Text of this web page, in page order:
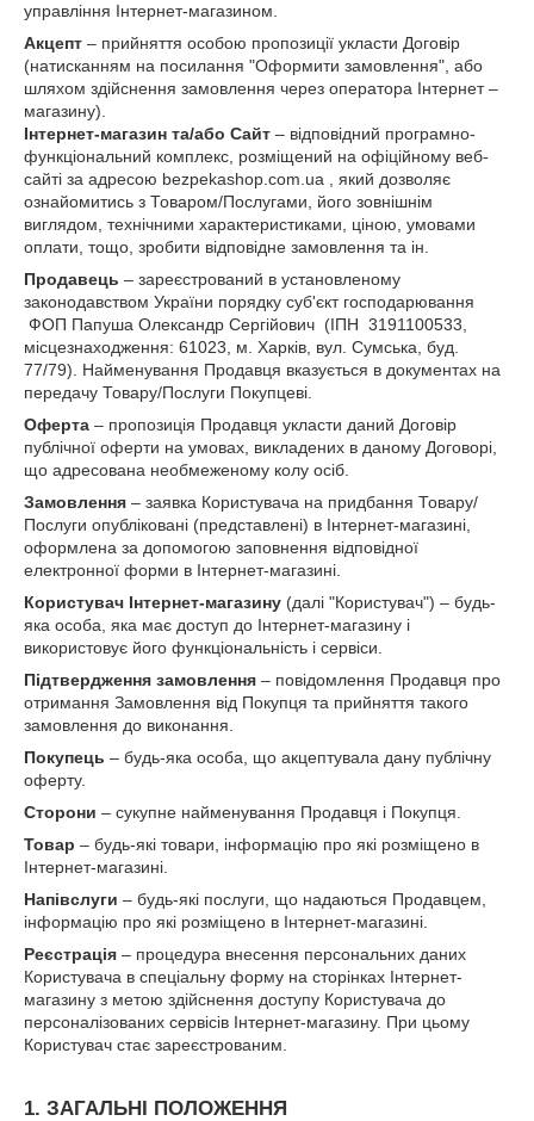
управління Інтернет-магазином.
Акцепт – прийняття особою пропозиції укласти Договір
(натисканням на посилання "Оформити замовлення", або
шляхом здійснення замовлення через оператора Інтернет –
магазину).
Інтернет-магазин та/або Сайт – відповідний програмно-
функціональний комплекс, розміщений на офіційному веб-
сайті за адресою bezpekashop.com.ua , який дозволяє
ознайомитись з Товаром/Послугами, його зовнішнім
виглядом, технічними характеристиками, ціною, умовами
оплати, тощо, зробити відповідне замовлення та ін.
Продавець – зареєстрований в установленому
законодавством України порядку суб'єкт господарювання
ФОП Папуша Олександр Сергійович (ІПН 3191100533,
місцезнаходження: 61023, м. Харків, вул. Сумська, буд.
77/79). Найменування Продавця вказується в документах на
передачу Товару/Послуги Покупцеві.
Оферта – пропозиція Продавця укласти даний Договір
публічної оферти на умовах, викладених в даному Договорі,
що адресована необмеженому колу осіб.
Замовлення – заявка Користувача на придбання Товару/
Послуги опубліковані (представлені) в Інтернет-магазині,
оформлена за допомогою заповнення відповідної
електронної форми в Інтернет-магазині.
Користувач Інтернет-магазину (далі "Користувач") – будь-
яка особа, яка має доступ до Інтернет-магазину і
використовує його функціональність і сервіси.
Підтвердження замовлення – повідомлення Продавця про
отримання Замовлення від Покупця та прийняття такого
замовлення до виконання.
Покупець – будь-яка особа, що акцептувала дану публічну
оферту.
Сторони – сукупне найменування Продавця і Покупця.
Товар – будь-які товари, інформацію про які розміщено в
Інтернет-магазині.
Напівслуги – будь-які послуги, що надаються Продавцем,
інформацію про які розміщено в Інтернет-магазині.
Реєстрація – процедура внесення персональних даних
Користувача в спеціальну форму на сторінках Інтернет-
магазину з метою здійснення доступу Користувача до
персоналізованих сервісів Інтернет-магазину. При цьому
Користувач стає зареєстрованим.
1. ЗАГАЛЬНІ ПОЛОЖЕННЯ